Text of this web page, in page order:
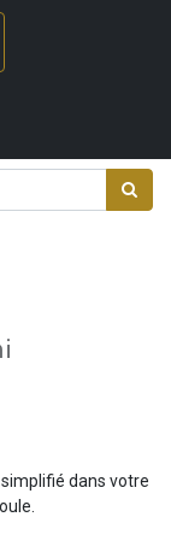
dans votre